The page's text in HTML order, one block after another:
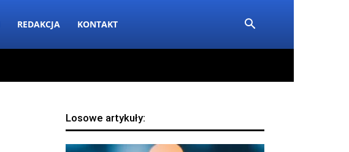
REDAKCJA KONTAKT
Losowe artykuły: